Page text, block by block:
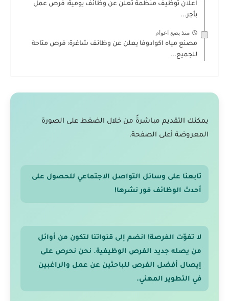
اعلان توظيف منظمة تعلن عن وظائف يومية: فرص عمل
بأجر...
منذ بضع اعوام
مصنع مياه اكوادوفا يعلن عن وظائف شاغرة: فرص متاحة
للجميع...
يمكنك التقديم مباشرةً من خلال الضغط على الصورة
المعروضة أعلى الصفحة.
تابعنا على وسائل التواصل الاجتماعي للحصول على
أحدث الوظائف فور نشرها!
لا تفوّت الفرصة! انضم إلى قنواتنا لتكون من أوائل
من يصله جديد الفرص الوظيفية. نحن نحرص على
إيصال أفضل الفرص للباحثين عن عمل والراغبين
في التطوير المهني.